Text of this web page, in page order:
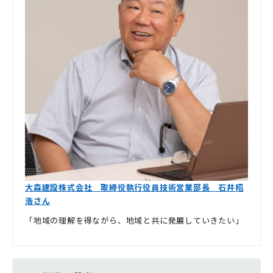
大森建設株式会社 取締役執行役員技術営業部長 石井昭
浩さん
「地域の理解を得ながら、地域と共に発展していきたい」